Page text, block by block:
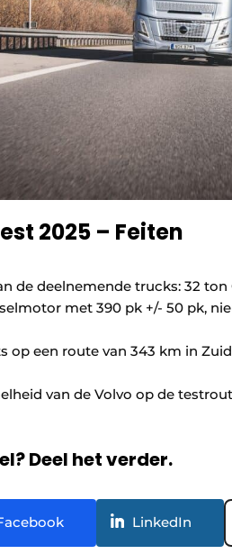
2025 – Feiten
de deelnemende trucks: 32
met 390 pk +/- 50 pk,
op een route van 343 km in
van de Volvo op de
Deel het verder.
LinkedIn